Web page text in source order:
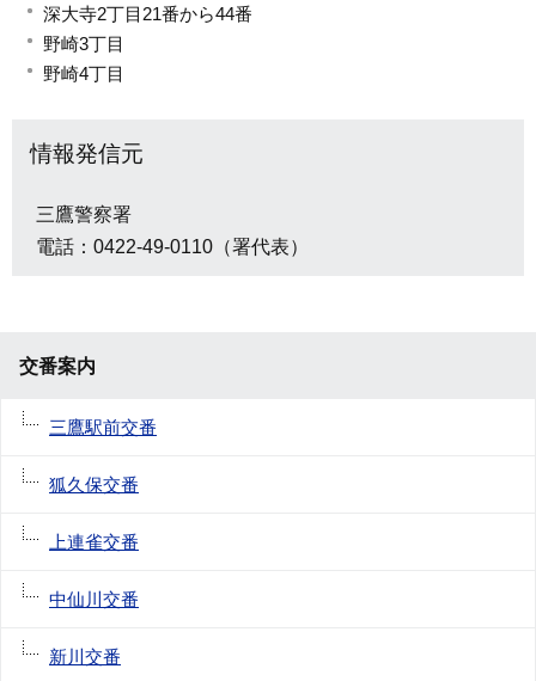
深大寺2丁目21番から44番
野崎3丁目
野崎4丁目
情報発信元
三鷹警察署
電話：0422-49-0110（署代表）
交番案内
三鷹駅前交番
狐久保交番
上連雀交番
中仙川交番
新川交番